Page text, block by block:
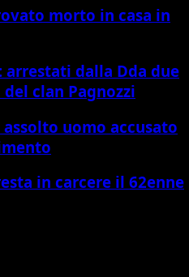
morto in casa in
arrestati dalla Dda due
clan Pagnozzi
uomo accusato
in carcere il 62enne